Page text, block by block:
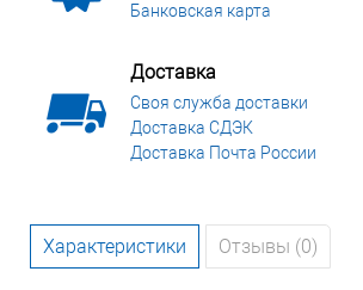
Банковская карта
Доставка
Своя служба доставки
Доставка СДЭК
Доставка Почта России
Характеристики Отзывы (0)